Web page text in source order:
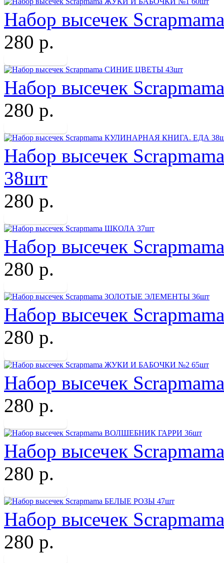
Набор высечек
280 р.
Набор высечек
280 р.
Набор высечек
38шт
280 р.
Набор высечек
280 р.
Набор высечек
280 р.
Набор высечек
280 р.
Набор высечек
280 р.
Набор высечек
280 р.